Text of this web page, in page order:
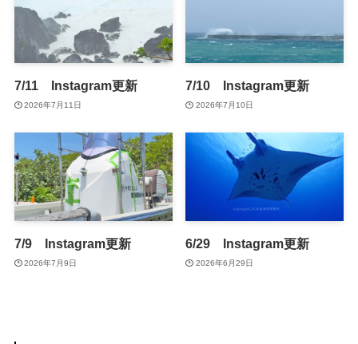
7/11 Instagram更新
2026年7月11日
7/10 Instagram更新
2026年7月10日
7/9 Instagram更新
2026年7月9日
6/29 Instagram更新
2026年6月29日